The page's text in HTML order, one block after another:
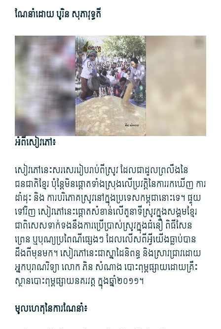
ណែនាំ​ដោយ បូរិ​ន សុភា​វុទ្ធ​តី
អំពី​សៀវភៅ៖
សៀវភៅ​នេះ​សរសេរ​រៀបរាប់​ពី​ស្រូវ ដែល​ជា​ដួល​ព្រលឹង​នៃ​
ជនជាតិ​ខ្មែរ ប៉ុន្តែ​មិន​ផ្ដោត​ទាំង​ស្រុង​លើ​ប្រ​វត្តិនៃ​ការ​រក​ឃើញ ការ​
ដាំដុះ និង ការ​បរិភោគ​ស្រូវ​នៅ​ក្នុង​ប្រទេស​កម្ពុជា​នោះ​ទេ។ ផ្ទុយ
ទៅវិញ សៀវភៅ​នេះ​ផ្តោត​សំខាន់​លើ​តួនាទី​ស្រូវ​ក្នុង​សង្គម​ខ្មែរ
ជាពិសេស​ទាក់ទង​នឹង​ការ​ប្រើ​ប្រាស់​ស្រូវ​ក្នុង​ជំនឿ ពិធី​សែន​
ព្រេន ឬ​បុណ្យ​ប្រពៃ​ណី​ផ្សេងៗ ដែល​លើស​ពី​អ្វី​យើង​ធ្លាប់​បាន​
ដឹង​ពីមុន​មក។ សៀវភៅ​នេះ​ជា​ស្នាដៃ​និពន្ធ និង​ស្រាវជ្រាវ​ដោយ
អ្នក​បុរាណវិទ្យា លោក ភិន សំណាង បោះ​ពុម្ព​ផ្សាយ​ដោយ​គ្រឹះ​
ស្ថាន​បោះ​ពុម្ព​ផ្សាយ​នគរវត្ត ក្នុង​ឆ្នាំ២០១១។
មូលហេតុ​នៃ​ការណែនាំ៖